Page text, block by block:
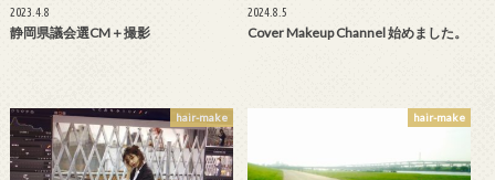
2023.4.8
静岡県議会選CM＋撮影
2024.8.5
Cover Makeup Channel 始めました。
hair-make hair-make